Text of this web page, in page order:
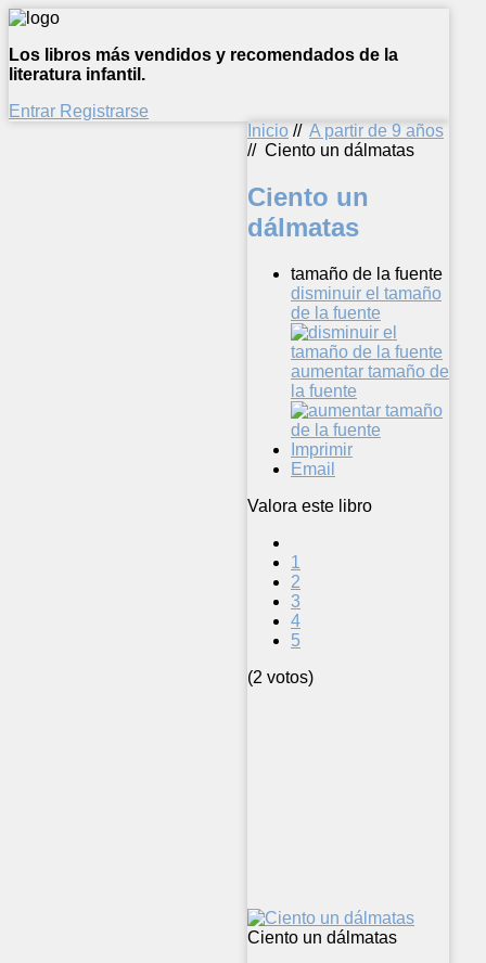
Los libros más vendidos y recomendados de la
literatura infantil.
Entrar Registrarse
Inicio // A partir de 9 años
// Ciento un dálmatas
Ciento un
dálmatas
tamaño de la fuente
disminuir el tamaño
de la fuente
aumentar tamaño de
la fuente
Imprimir
Email
Valora este libro
1
2
3
4
5
(2 votos)
Ciento un dálmatas